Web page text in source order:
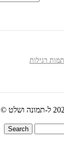
רגילות
Search